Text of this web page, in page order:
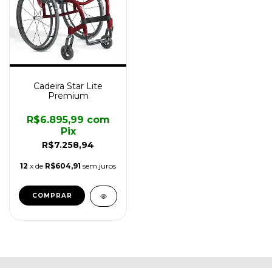
Cadeira Star Lite
Premium
R$7.258,94
R$6.895,99 com
Pix
12 x de R$604,91 sem juros
COMPRAR